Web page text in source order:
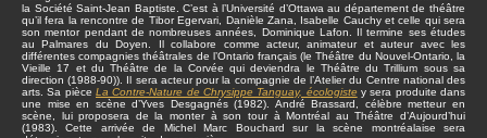
la Société Saint-Jean Baptiste. C’est à l’Université d’Ottawa au département de théâtre
qu’il fera la rencontre de Tibor Egervari, Danièle Zana, Isabelle Cauchy et celle qui sera
son mentor pendant de nombreuses années, Dominique Lafon. Il termine ses études
au Palmares du Doyen. Il collabore comme acteur, animateur et auteur avec les
différentes compagnies théâtrales de l’Ontario français (le Théâtre du Nouvel-Ontario, la
Vieille 17 et du Théâtre de la Corvée qui deviendra le Théâtre du Trillium sous sa
direction (1988-90)). Il sera acteur pour la compagnie de l’Atelier du Centre national des
arts. Sa pièce La Contre-Nature de Chrysippe Tanguay, écologiste y sera produite dans
une mise en scène d’Yves Desgagnés (1982). André Brassard, célèbre metteur en
scène, lui proposera de la monter à son tour à Montréal au Théâtre d’Aujourd’hui
(1983). Cette arrivée de Michel Marc Bouchard sur la scène montréalaise sera